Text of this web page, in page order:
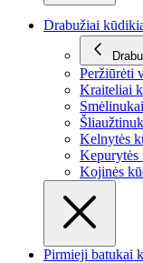
Drabužiai
Peržiūrėti
Kraiteliai
Kelnytės
Kepurytės
Kojinės
Pirmieji batukai